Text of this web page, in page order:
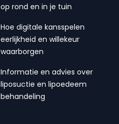
op rond en in je tuin
Hoe digitale kansspelen
eerlijkheid en willekeur
waarborgen
Informatie en advies over
liposuctie en lipoedeem
behandeling